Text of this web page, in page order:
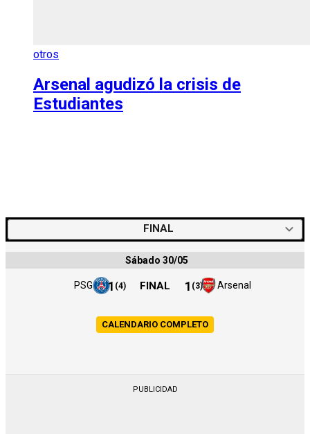
otros
Arsenal agudizó la crisis de
Estudiantes
FINAL
Sábado 30/05
PSG 1 (4) FINAL 1 (3) Arsenal
CALENDARIO COMPLETO